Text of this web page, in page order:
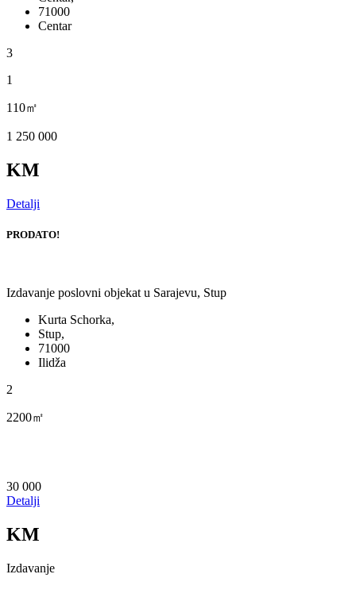
71000
Centar
3
1
110㎡
1 250 000
KM
Detalji
PRODATO!
Izdavanje poslovni objekat u Sarajevu, Stup
Kurta Schorka,
Stup,
71000
Ilidža
2
2200㎡
30 000
Detalji
KM
Izdavanje